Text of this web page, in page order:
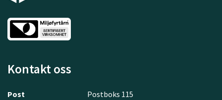
Kontakt oss
Post
Postboks 115